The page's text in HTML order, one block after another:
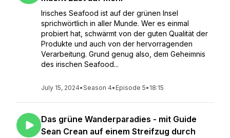
Irisches Seafood ist auf der grünen Insel
sprichwörtlich in aller Munde. Wer es einmal
probiert hat, schwärmt von der guten Qualität der
Produkte und auch von der hervorragenden
Verarbeitung. Grund genug also, dem Geheimnis
des irischen Seafood...
July 15, 2024•Season 4• Episode 5• 18:15
Das grüne Wanderparadies - mit Guide
Sean Crean auf einem Streifzug durch